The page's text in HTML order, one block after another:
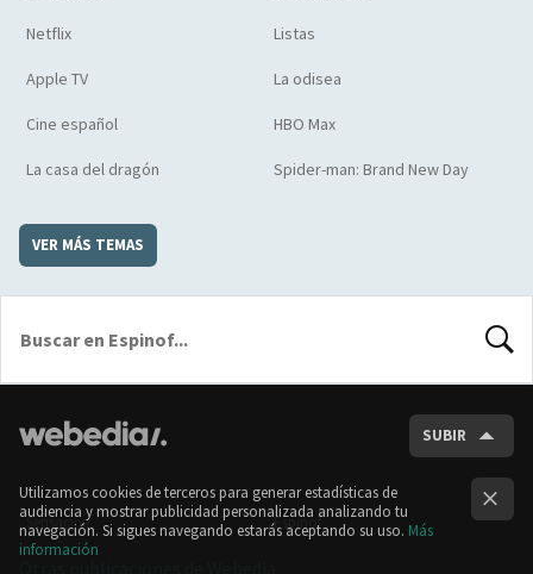
Netflix Listas
Apple TV La odisea
Cine español HBO Max
La casa del dragón Spider-man: Brand New Day
VER MÁS TEMAS
SUBIR
Sensacine Espinof
Utilizamos cookies de terceros para generar estadísticas de
audiencia y mostrar publicidad personalizada analizando tu
navegación. Si sigues navegando estarás aceptando su uso. Más
información